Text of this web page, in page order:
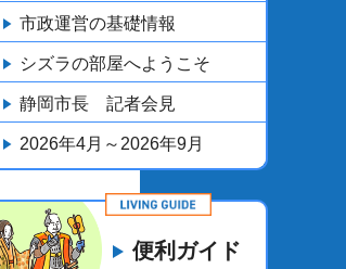
市政運営の基礎情報
シズラの部屋へようこそ
静岡市長 記者会見
2026年4月～2026年9月
便利ガイド